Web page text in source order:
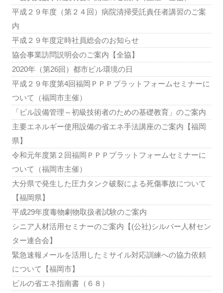
平成２９年度（第２４回）病院清掃受託責任者講習のご案
内
平成２９年度定時社員総会のお知らせ
協会事業訪問説明会のご案内【全協】
2020年（第26回）都市ビル環境の日
平成２９年度第4回福岡ＰＰＰプラットフォームセミナーに
ついて（福岡市主催）
「ビル設備管理～初級技術者のための基礎教育」のご案内
主要エネルギー使用設備の省エネ手法講座のご案内【福岡
県】
令和元年度第２回福岡ＰＰＰプラットフォームセミナーに
ついて（福岡市主催）
大分県で発生した圧力タンク破裂による死傷事故について
【福岡県】
平成29年度毒物劇物取扱者試験のご案内
シニア人材活用セミナーのご案内【(公社)シルバー人材セン
ター連合会】
緊急速報メールを活用したミサイル対応訓練への協力依頼
について【福岡市】
ビルの省エネ指南書（６８）